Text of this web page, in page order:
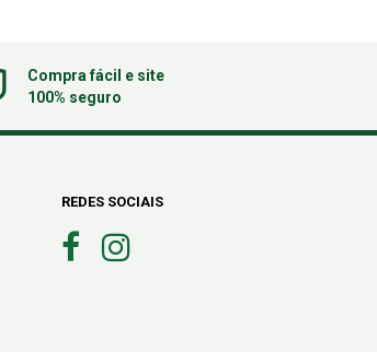
Compra fácil e site
100% seguro
REDES SOCIAIS